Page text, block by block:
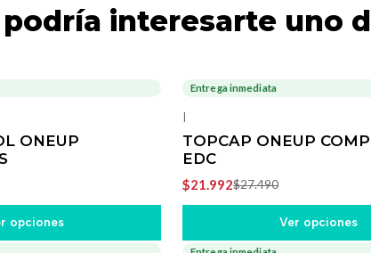
interesarte uno
ONEUP
opciones
-20%
Entrega inmediata
|
TOPCAP ONEUP
EDC
$21.992$27.490
Ver opciones